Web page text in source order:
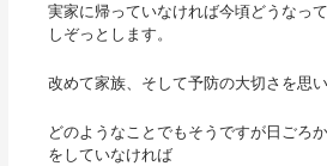
実家に帰っていなければ今頃どうなっ
しぞっとします。
改めて家族、そして予防の大切さを思い
どのようなことでもそうですが日ごろ
をしていなければ